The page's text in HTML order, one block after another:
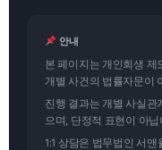
안내
본 페이지는 개인회생 제
개별 사건의 법률자문이
진행 결과는 개별 사실관
으며, 단정적 표현이 아닙
1:1 상담은 법무법인 서